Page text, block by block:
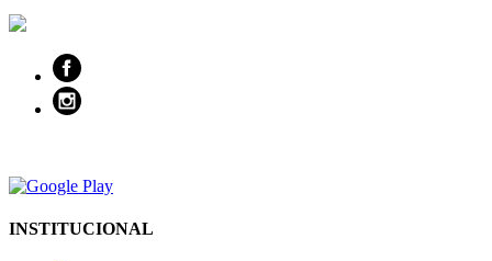
INSTITUCIONAL